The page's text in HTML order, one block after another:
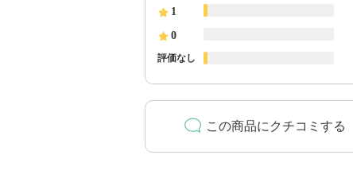
1
0
評価なし
この商品にクチコミする